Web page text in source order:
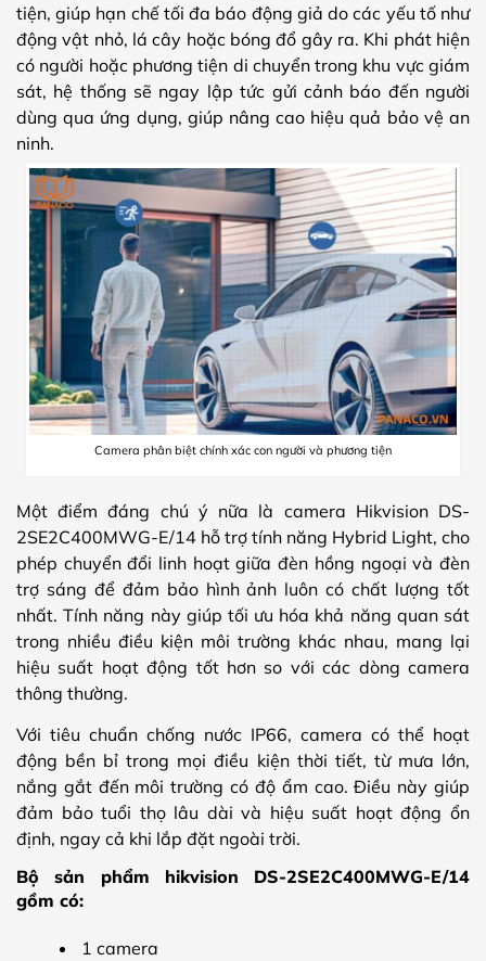
tiện, giúp hạn chế tối đa báo động giả do các yếu tố như
động vật nhỏ, lá cây hoặc bóng đổ gây ra. Khi phát hiện
có người hoặc phương tiện di chuyển trong khu vực giám
sát, hệ thống sẽ ngay lập tức gửi cảnh báo đến người
dùng qua ứng dụng, giúp nâng cao hiệu quả bảo vệ an
ninh.
Camera phân biệt chính xác con người và phương tiện
Một điểm đáng chú ý nữa là camera Hikvision DS-
2SE2C400MWG-E/14 hỗ trợ tính năng Hybrid Light, cho
phép chuyển đổi linh hoạt giữa đèn hồng ngoại và đèn
trợ sáng để đảm bảo hình ảnh luôn có chất lượng tốt
nhất. Tính năng này giúp tối ưu hóa khả năng quan sát
trong nhiều điều kiện môi trường khác nhau, mang lại
hiệu suất hoạt động tốt hơn so với các dòng camera
thông thường.
Với tiêu chuẩn chống nước IP66, camera có thể hoạt
động bền bỉ trong mọi điều kiện thời tiết, từ mưa lớn,
nắng gắt đến môi trường có độ ẩm cao. Điều này giúp
đảm bảo tuổi thọ lâu dài và hiệu suất hoạt động ổn
định, ngay cả khi lắp đặt ngoài trời.
Bộ sản phẩm hikvision DS-2SE2C400MWG-E/14
gồm có:
1 camera